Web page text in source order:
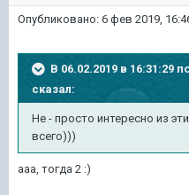
Опубликовано: 6 фев 2019,
В 06.02.2019 в 16:31:29
сказал:
Не - просто интересно из
всего)))
ааа, тогда 2 :)